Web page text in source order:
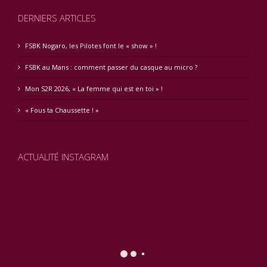
DERNIERS ARTICLES
FSBK Nogaro, les Pilotes font le « show » !
FSBK au Mans : comment passer du casque au micro ?
Mon S2R 2026, « La femme qui est en toi » !
« Fous ta Chaussette ! »
ACTUALITÉ INSTAGRAM